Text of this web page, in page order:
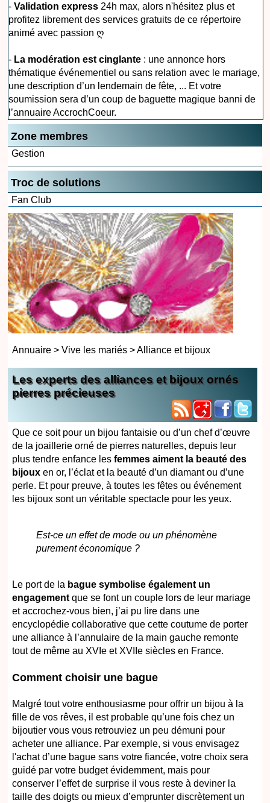
-Validation express 24h max, alors n'hésitez plus et
profitez librement des services gratuits de ce répertoire
animé avec passion ღ
- La modération est cinglante : une annonce hors
thématique événementiel ou sans relation avec le mariage,
une description d’un lendemain de fête, ... Et votre
soumission sera d’un coup de baguette magique banni de
l’annuaire AccrochCoeur.
Zone membres
Gestion
Troc de solutions
Fan Club
Annuaire >Vive les mariés>Alliance et bijoux
Les experts des alliances et bijoux ornés
pierres précieuses
Que ce soit pour un bijou fantaisie ou d’un chef d’œuvre
de la joaillerie orné de pierres naturelles, depuis leur
plus tendre enfance lesfemmes aiment la beauté des
bijoux en or, l’éclat et la beauté d’un diamant ou d’une
perle. Et pour preuve, à toutes les fêtes ou événement
les bijoux sont un véritable spectacle pour les yeux.
Est-ce un effet de mode ou un phénomène
purement économique ?
Le port de la bague symbolise également un
engagement que se font un couple lors de leur mariage
et accrochez-vous bien, j’ai pu lire dans une
encyclopédie collaborative que cette coutume de porter
une alliance à l’annulaire de la main gauche remonte
tout de même au XVIe et XVIIe siècles en France.
Comment choisir une bague
Malgré tout votre enthousiasme pour offrir un bijou à la
fille de vos rêves, il est probable qu’une fois chez un
bijoutier vous vous retrouviez un peu démuni pour
acheter une alliance. Par exemple, si vous envisagez
l'achat d’une bague sans votre fiancée, votre choix sera
guidé par votre budget évidemment, mais pour
conserver l’effet de surprise il vous reste à deviner la
taille des doigts ou mieux d’emprunter discrètement un